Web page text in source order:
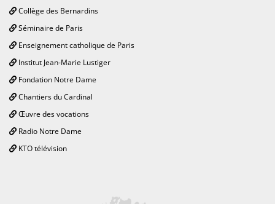
Collège des Bernardins
Séminaire de Paris
Enseignement catholique de Paris
Institut Jean-Marie Lustiger
Fondation Notre Dame
Chantiers du Cardinal
Œuvre des vocations
Radio Notre Dame
KTO télévision